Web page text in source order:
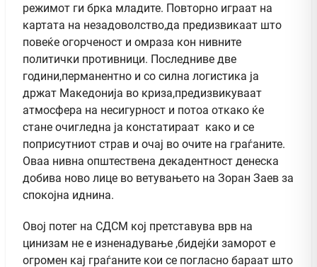
режимот ги брка младите. Повторно играат на
картата на незадоволство,да предизвикаат што
повеќе огорченост и омраза кон нивните
политички противници. Последниве две
години,перманентно и со силна логистика ја
држат Македонија во криза,предизвикуваат
атмосфера на несигурност и потоа откако ќе
стане очигледна ја констатираат како и се
поприсутниот страв и очај во очите на граѓаните.
Оваа нивна општествена декадентност денеска
добива ново лице во ветувањето на Зоран Заев за
спокојна иднина.
Овој потег на СДСМ кој претставува врв на
цинизам не е изненадување ,бидејќи заморот е
огромен кај граѓаните кои се погласно бараат што